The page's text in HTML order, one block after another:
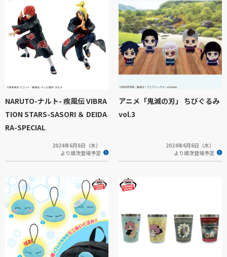
NARUTO-ナルト- 疾風伝 VIBRA
TION STARS-SASORI ＆ DEIDA
RA-SPECIAL
2024年6月6日（木）
より順次登場予定
アニメ「鬼滅の刃」 ちびぐるみ
vol.3
2024年6月6日（木）
より順次登場予定